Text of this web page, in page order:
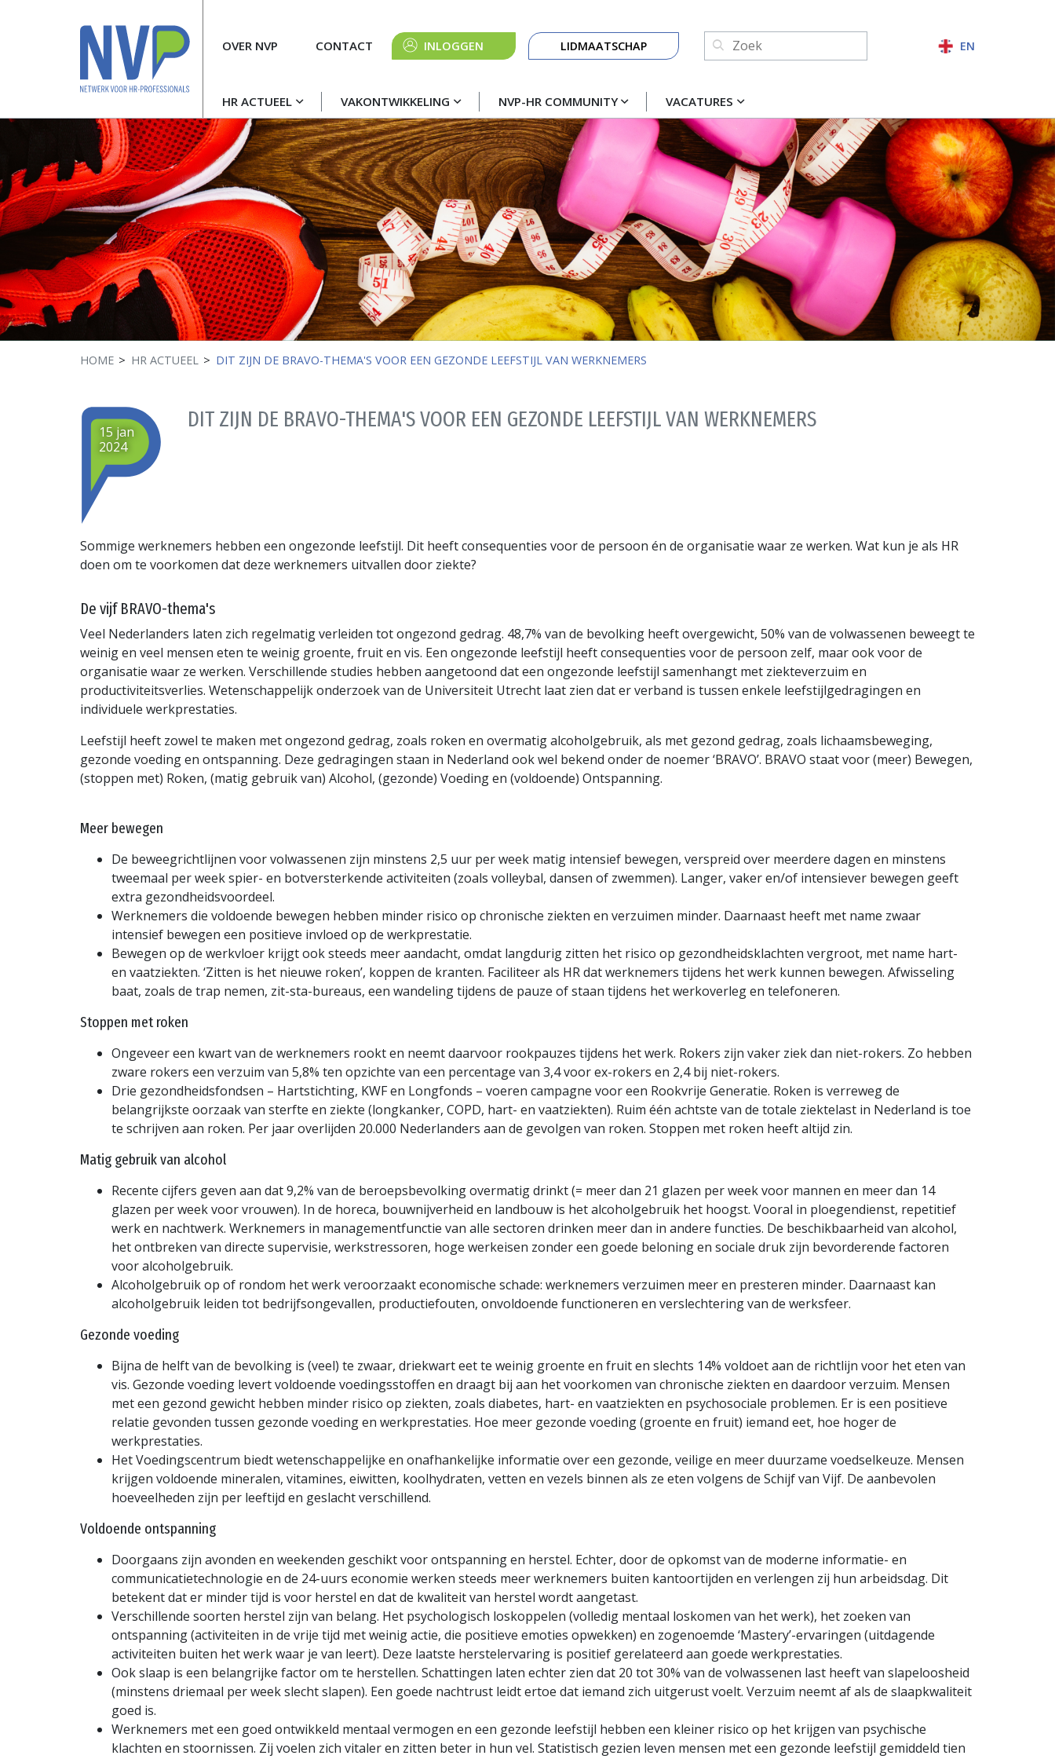
Hoofdnavigatie
HR ACTUEEL VAKONTWIKKELING NVP-HR COMMUNITY VACATURES
MetaOVER NVP CONTACT INLOGGEN
Knop
navigatie
LIDMAATSCHAP Zoeken:
ZOEKEN
EN
HOME HR ACTUEEL DIT ZIJN DE BRAVO-THEMA'S VOOR EEN GEZONDE LEEFSTIJL VAN WERKNEMERS
DIT ZIJN DE BRAVO-THEMA'S VOOR EEN GEZONDE LEEFSTIJL VAN WERKNEMERS
15 jan
2024
Sommige werknemers hebben een ongezonde leefstijl. Dit heeft consequenties voor de persoon én de organisatie waar ze werken. Wat kun je als HR
doen om te voorkomen dat deze werknemers uitvallen door ziekte?
De vijf BRAVO-thema's
Veel Nederlanders laten zich regelmatig verleiden tot ongezond gedrag. 48,7% van de bevolking heeft overgewicht, 50% van de volwassenen beweegt te
weinig en veel mensen eten te weinig groente, fruit en vis. Een ongezonde leefstijl heeft consequenties voor de persoon zelf, maar ook voor de
organisatie waar ze werken. Verschillende studies hebben aangetoond dat een ongezonde leefstijl samenhangt met ziekteverzuim en
productiviteitsverlies. Wetenschappelijk onderzoek van de Universiteit Utrecht laat zien dat er verband is tussen enkele leefstijlgedragingen en
individuele werkprestaties.
Leefstijl heeft zowel te maken met ongezond gedrag, zoals roken en overmatig alcoholgebruik, als met gezond gedrag, zoals lichaamsbeweging,
gezonde voeding en ontspanning. Deze gedragingen staan in Nederland ook wel bekend onder de noemer ‘BRAVO’. BRAVO staat voor (meer) Bewegen,
(stoppen met) Roken, (matig gebruik van) Alcohol, (gezonde) Voeding en (voldoende) Ontspanning.
Meer bewegen
De beweegrichtlijnen voor volwassenen zijn minstens 2,5 uur per week matig intensief bewegen, verspreid over meerdere dagen en minstens
tweemaal per week spier- en botversterkende activiteiten (zoals volleybal, dansen of zwemmen). Langer, vaker en/of intensiever bewegen geeft
extra gezondheidsvoordeel.
Werknemers die voldoende bewegen hebben minder risico op chronische ziekten en verzuimen minder. Daarnaast heeft met name zwaar
intensief bewegen een positieve invloed op de werkprestatie.
Bewegen op de werkvloer krijgt ook steeds meer aandacht, omdat langdurig zitten het risico op gezondheidsklachten vergroot, met name hart-
en vaatziekten. ‘Zitten is het nieuwe roken’, koppen de kranten. Faciliteer als HR dat werknemers tijdens het werk kunnen bewegen. Afwisseling
baat, zoals de trap nemen, zit-sta-bureaus, een wandeling tijdens de pauze of staan tijdens het werkoverleg en telefoneren.
Stoppen met roken
Ongeveer een kwart van de werknemers rookt en neemt daarvoor rookpauzes tijdens het werk. Rokers zijn vaker ziek dan niet-rokers. Zo hebben
zware rokers een verzuim van 5,8% ten opzichte van een percentage van 3,4 voor ex-rokers en 2,4 bij niet-rokers.
Drie gezondheidsfondsen – Hartstichting, KWF en Longfonds – voeren campagne voor een Rookvrije Generatie. Roken is verreweg de
belangrijkste oorzaak van sterfte en ziekte (longkanker, COPD, hart- en vaatziekten). Ruim één achtste van de totale ziektelast in Nederland is toe
te schrijven aan roken. Per jaar overlijden 20.000 Nederlanders aan de gevolgen van roken. Stoppen met roken heeft altijd zin.
Matig gebruik van alcohol
Recente cijfers geven aan dat 9,2% van de beroepsbevolking overmatig drinkt (= meer dan 21 glazen per week voor mannen en meer dan 14
glazen per week voor vrouwen). In de horeca, bouwnijverheid en landbouw is het alcoholgebruik het hoogst. Vooral in ploegendienst, repetitief
werk en nachtwerk. Werknemers in managementfunctie van alle sectoren drinken meer dan in andere functies. De beschikbaarheid van alcohol,
het ontbreken van directe supervisie, werkstressoren, hoge werkeisen zonder een goede beloning en sociale druk zijn bevorderende factoren
voor alcoholgebruik.
Alcoholgebruik op of rondom het werk veroorzaakt economische schade: werknemers verzuimen meer en presteren minder. Daarnaast kan
alcoholgebruik leiden tot bedrijfsongevallen, productiefouten, onvoldoende functioneren en verslechtering van de werksfeer.
Gezonde voeding
Bijna de helft van de bevolking is (veel) te zwaar, driekwart eet te weinig groente en fruit en slechts 14% voldoet aan de richtlijn voor het eten van
vis. Gezonde voeding levert voldoende voedingsstoffen en draagt bij aan het voorkomen van chronische ziekten en daardoor verzuim. Mensen
met een gezond gewicht hebben minder risico op ziekten, zoals diabetes, hart- en vaatziekten en psychosociale problemen. Er is een positieve
relatie gevonden tussen gezonde voeding en werkprestaties. Hoe meer gezonde voeding (groente en fruit) iemand eet, hoe hoger de
werkprestaties.
Het Voedingscentrum biedt wetenschappelijke en onafhankelijke informatie over een gezonde, veilige en meer duurzame voedselkeuze. Mensen
krijgen voldoende mineralen, vitamines, eiwitten, koolhydraten, vetten en vezels binnen als ze eten volgens de Schijf van Vijf. De aanbevolen
hoeveelheden zijn per leeftijd en geslacht verschillend.
Voldoende ontspanning
Doorgaans zijn avonden en weekenden geschikt voor ontspanning en herstel. Echter, door de opkomst van de moderne informatie- en
communicatietechnologie en de 24-uurs economie werken steeds meer werknemers buiten kantoortijden en verlengen zij hun arbeidsdag. Dit
betekent dat er minder tijd is voor herstel en dat de kwaliteit van herstel wordt aangetast.
Verschillende soorten herstel zijn van belang. Het psychologisch loskoppelen (volledig mentaal loskomen van het werk), het zoeken van
ontspanning (activiteiten in de vrije tijd met weinig actie, die positieve emoties opwekken) en zogenoemde ‘Mastery’-ervaringen (uitdagende
activiteiten buiten het werk waar je van leert). Deze laatste herstelervaring is positief gerelateerd aan goede werkprestaties.
Ook slaap is een belangrijke factor om te herstellen. Schattingen laten echter zien dat 20 tot 30% van de volwassenen last heeft van slapeloosheid
(minstens driemaal per week slecht slapen). Een goede nachtrust leidt ertoe dat iemand zich uitgerust voelt. Verzuim neemt af als de slaapkwaliteit
goed is.
Werknemers met een goed ontwikkeld mentaal vermogen en een gezonde leefstijl hebben een kleiner risico op het krijgen van psychische
klachten en stoornissen. Zij voelen zich vitaler en zitten beter in hun vel. Statistisch gezien leven mensen met een gezonde leefstijl gemiddeld tien